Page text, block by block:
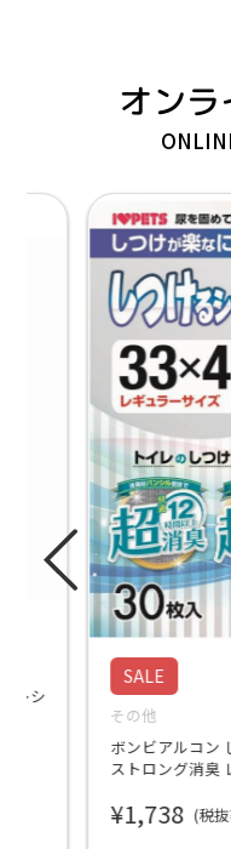
オン
レシ
SALE
その他
ボンビアルコン
ストロング消臭
¥1,738 (税